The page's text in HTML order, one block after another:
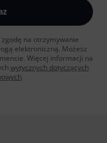
zgodę na otrzymywanie
elektroniczną. Możesz
Więcej informacji na
wytycznych dotyczących
.